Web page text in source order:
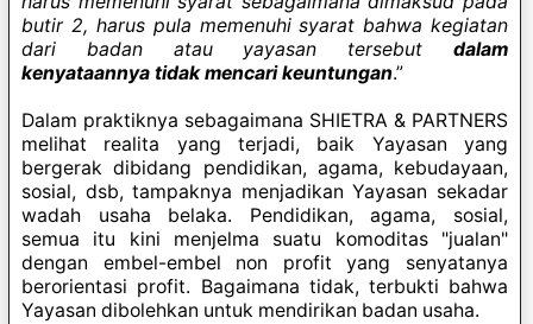
butir 2, harus pula memenuhi syarat bahwa kegiatan
dari badan atau yayasan tersebut dalam
kenyataannya tidak mencari keuntungan.”
Dalam praktiknya sebagaimana SHIETRA & PARTNERS
melihat realita yang terjadi, baik Yayasan yang
bergerak dibidang pendidikan, agama, kebudayaan,
sosial, dsb, tampaknya menjadikan Yayasan sekadar
wadah usaha belaka. Pendidikan, agama, sosial,
semua itu kini menjelma suatu komoditas "jualan"
dengan embel-embel non profit yang senyatanya
berorientasi profit. Bagaimana tidak, terbukti bahwa
Yayasan dibolehkan untuk mendirikan badan usaha.